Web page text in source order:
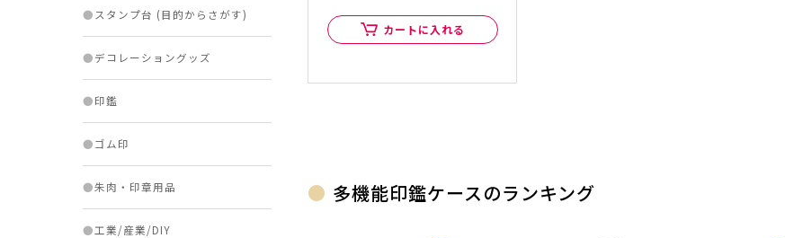
● スタンプ台 (目的からさがす)
●デコレーショングッズ
●印鑑
●ゴム印
●朱肉・印章用品
●工業/産業/DIY
カートに入れる
多機能印鑑ケースのランキング